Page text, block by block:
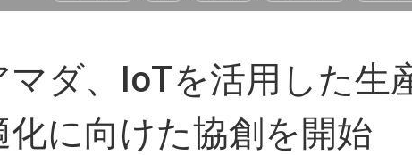
マダ、IoTを活用した生
化に向けた協創を開始